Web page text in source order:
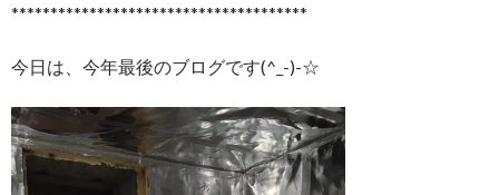
**************************************
今日は、今年最後のブログです(^_-)-☆